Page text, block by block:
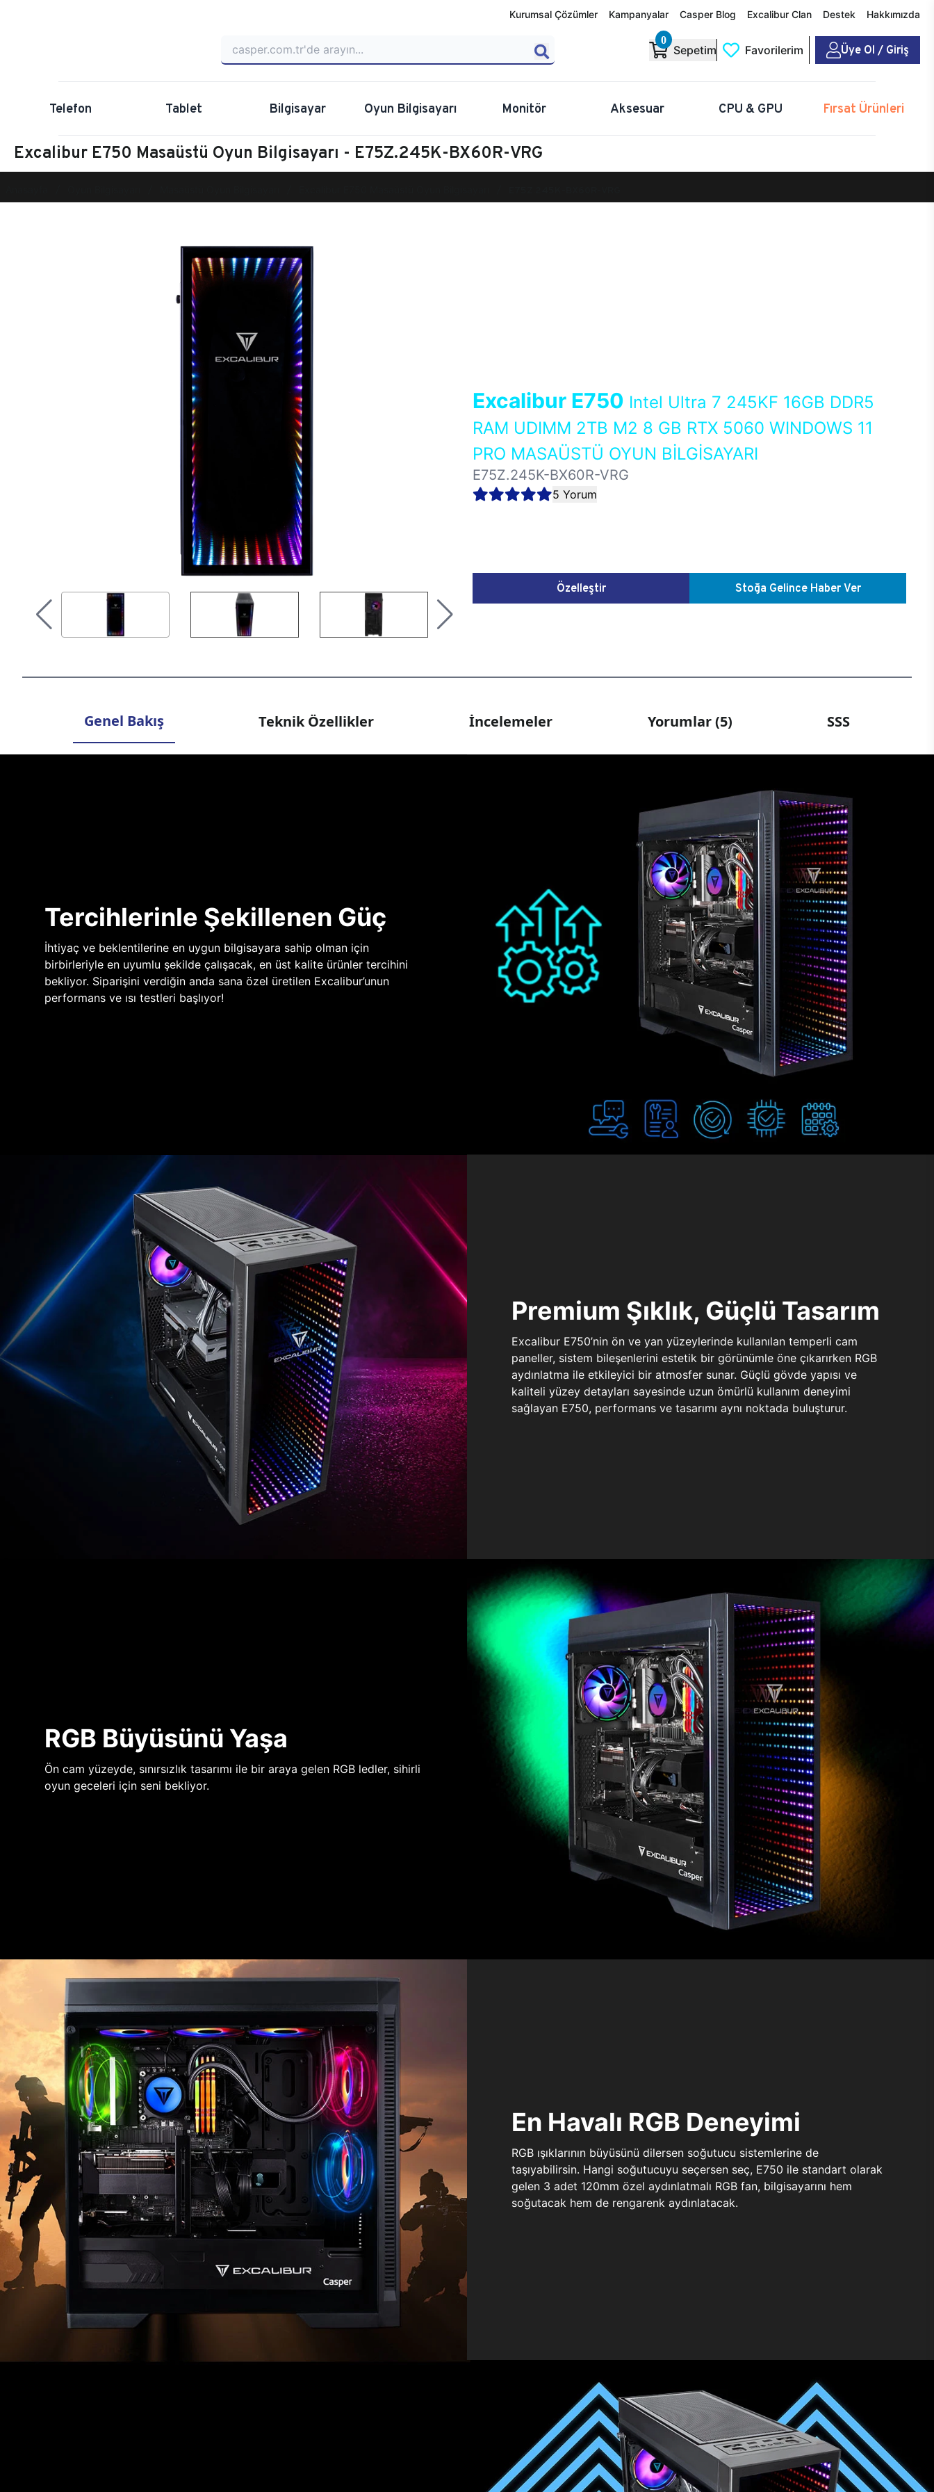
Kurumsal Çözümler Kampanyalar Casper Blog Excalibur Clan Destek Hakkımızda
0
Sepetim Favorilerim Üye Ol / Giriş
Telefon Tablet Bilgisayar Oyun Bilgisayarı Monitör Aksesuar CPU & GPU Fırsat Ürünleri
Excalibur E750 Masaüstü Oyun Bilgisayarı - E75Z.245K-BX60R-VRG
Excalibur E750 Intel Ultra 7 245KF 16GB DDR5
RAM UDIMM 2TB M2 8 GB RTX 5060 WINDOWS 11
PRO MASAÜSTÜ OYUN BİLGİSAYARI
E75Z.245K-BX60R-VRG
5 Yorum
Özelleştir Stoğa Gelince Haber Ver
Genel Bakış Teknik Özellikler İncelemeler Yorumlar (5) SSS
Tercihlerinle Şekillenen Güç
İhtiyaç ve beklentilerine en uygun bilgisayara sahip olman için
birbirleriyle en uyumlu şekilde çalışacak, en üst kalite ürünler tercihini
bekliyor. Siparişini verdiğin anda sana özel üretilen Excalibur’unun
performans ve ısı testleri başlıyor!
Premium Şıklık, Güçlü Tasarım
Excalibur E750’nin ön ve yan yüzeylerinde kullanılan temperli cam
paneller, sistem bileşenlerini estetik bir görünümle öne çıkarırken RGB
aydınlatma ile etkileyici bir atmosfer sunar. Güçlü gövde yapısı ve
kaliteli yüzey detayları sayesinde uzun ömürlü kullanım deneyimi
sağlayan E750, performans ve tasarımı aynı noktada buluşturur.
RGB Büyüsünü Yaşa
Ön cam yüzeyde, sınırsızlık tasarımı ile bir araya gelen RGB ledler, sihirli
oyun geceleri için seni bekliyor.
En Havalı RGB Deneyimi
RGB ışıklarının büyüsünü dilersen soğutucu sistemlerine de
taşıyabilirsin. Hangi soğutucuyu seçersen seç, E750 ile standart olarak
gelen 3 adet 120mm özel aydınlatmalı RGB fan, bilgisayarını hem
soğutacak hem de rengarenk aydınlatacak.